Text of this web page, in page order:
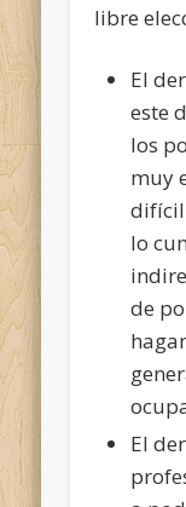
libre
El
este
los
muy
lo
de
El